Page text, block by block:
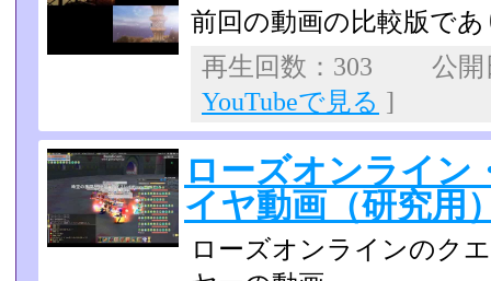
前回の動画の比較版で
再生回数：303 公
YouTubeで見る ]
ローズオンライン
イヤ動画（研究用
ローズオンラインのク